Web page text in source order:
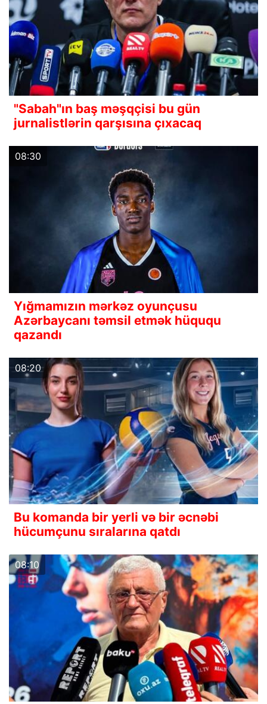
"Sabah"ın baş məşqçisi bu gün
jurnalistlərin qarşısına çıxacaq
08:30
Yığmamızın mərkəz oyunçusu
Azərbaycanı təmsil etmək hüququ
qazandı
08:20
Bu komanda bir yerli və bir əcnəbi
hücumçunu sıralarına qatdı
08:10